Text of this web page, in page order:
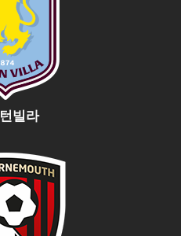
턴빌라